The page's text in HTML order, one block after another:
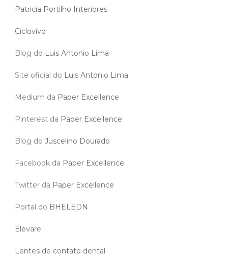
Patricia Portilho Interiores
Ciclovivo
Blog do Luis Antonio Lima
Site oficial do Luis Antonio Lima
Medium da Paper Excellence
Pinterest da Paper Excellence
Blog do Juscelino Dourado
Facebook da Paper Excellence
Twitter da Paper Excellence
Portal do BHELEDN
Elevare
Lentes de contato dental